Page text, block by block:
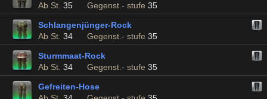
Ab St. 35 Gegenst.- stufe 35
Schlangenjünger-Rock
Ab St. 34 Gegenst.- stufe 35
Sturmmaat-Rock
Ab St. 34 Gegenst.- stufe 35
Gefreiten-Hose